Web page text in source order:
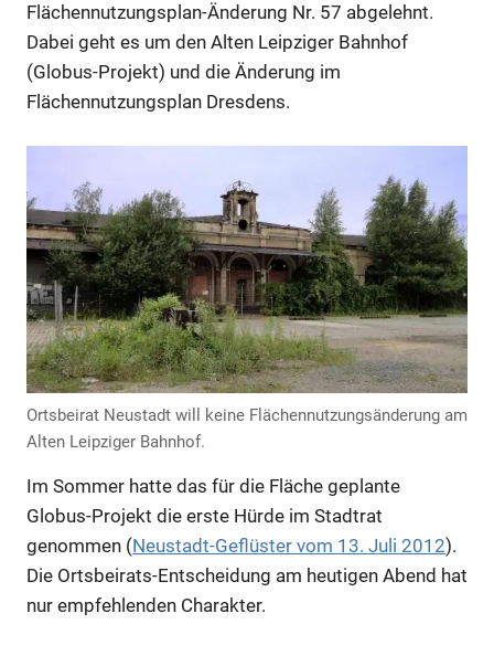
Flächennutzungsplan-Änderung Nr. 57 abgelehnt.
Dabei geht es um den Alten Leipziger Bahnhof
(Globus-Projekt) und die Änderung im
Flächennutzungsplan Dresdens.
Ortsbeirat Neustadt will keine Flächennutzungsänderung am
Alten Leipziger Bahnhof.
Im Sommer hatte das für die Fläche geplante
Globus-Projekt die erste Hürde im Stadtrat
genommen (Neustadt-Geflüster vom 13. Juli 2012).
Die Ortsbeirats-Entscheidung am heutigen Abend hat
nur empfehlenden Charakter.